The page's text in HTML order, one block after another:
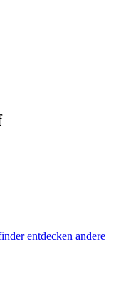
entdecken andere